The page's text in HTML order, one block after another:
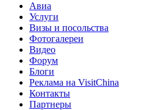
Авиа
Услуги
Визы и посольства
Фотогалереи
Видео
Форум
Блоги
Реклама на VisitChina
Контакты
Партнеры